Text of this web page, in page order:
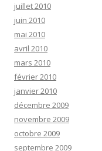
juillet 2010
juin 2010
mai 2010
avril 2010
mars 2010
février 2010
janvier 2010
décembre 2009
novembre 2009
octobre 2009
septembre 2009